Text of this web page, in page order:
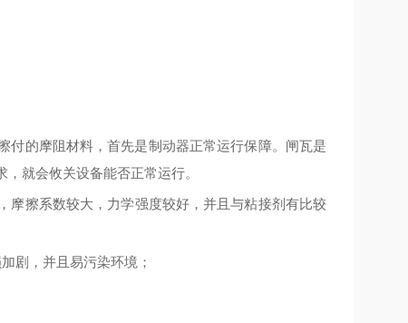
付的摩阻材料，首先是制动器正常运行保障。闸瓦是
，就会攸关设备能否正常运行。
摩擦系数较大，力学强度较好，并且与粘接剂有比较
剧，并且 易污染环境；